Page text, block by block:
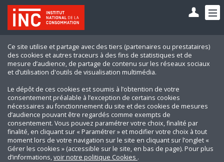
Ce site utilise et partage avec des tiers (partenaires ou prestataires)
des cookies et autres traceurs à des fins de statistiques et de
mesure d’audience, de partage de contenu sur les réseaux sociaux
et d’utilisation d'outils de visualisation multimédia.
Le dépôt de ces cookies est soumis à l’obtention de votre
consentement préalable à l’exception de certains cookies
nécessaires au fonctionnement du site et des cookies de mesures
d’audience pouvant être regardés comme exempts de
consentement. Vous pouvez paramétrer votre choix, finalité par
finalité, en cliquant sur « Paramétrer » et modifier votre choix à tout
moment lors de votre navigation sur le site en cliquant sur l’onglet «
Gérer les cookies » (accessible sur le site, en bas de page). Pour plus
d’informations,voir notre politique Cookies .